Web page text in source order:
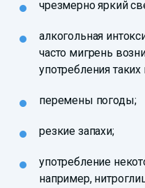
чрезмерно яркий
алкогольная
часто мигрень
употребления
перемены погоды;
резкие запахи;
употребление
например,